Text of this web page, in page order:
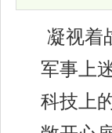
凝视着
军事上
科技上